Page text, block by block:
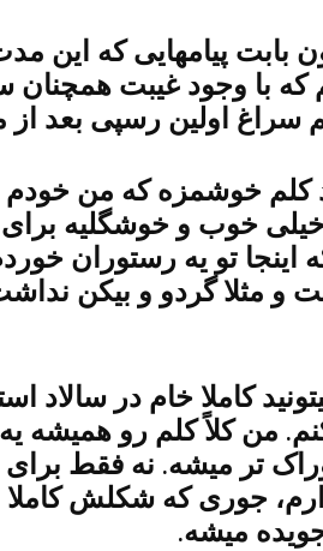
بابت پیامهایی که این
با وجود غیبت همچنان
سراغ اولین رسپی بعد
کلم خوشمزه که من
خوب و خوشگلیه
اینجا تو یه رستوران
و مثلا گردو و بیکن
کاملا خام در سالاد
من کلاً کلم رو همیشه
تر میشه. نه فقط برای
جوری که شکلش
میشه.